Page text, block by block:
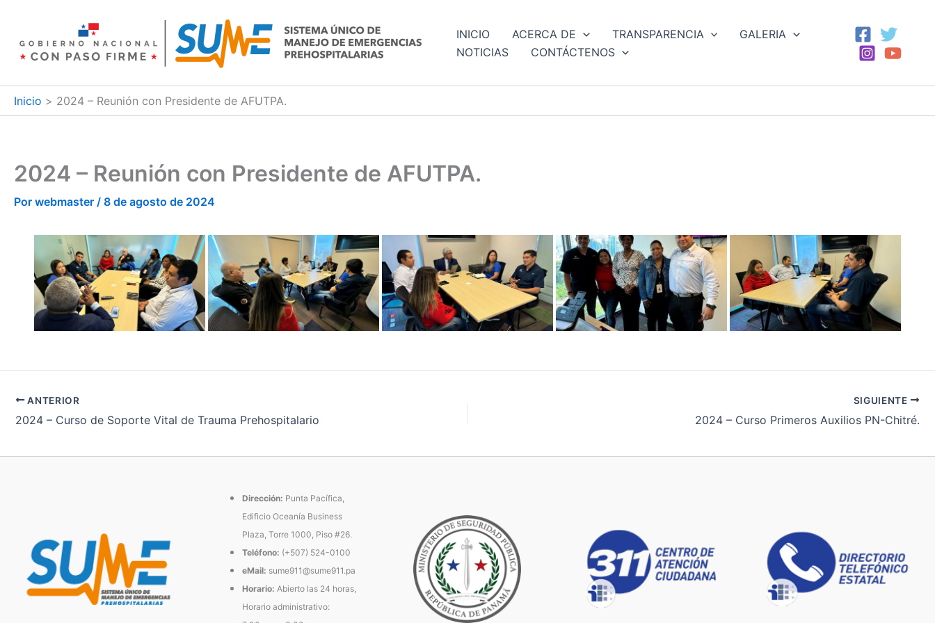
contenido
INICIO ACERCA DE TRANSPARENCIA
GALERIA
NOTICIAS
CONTÁCTENOS
Inicio 2024 – Reunión con Presidente de AFUTPA.
2024 – Reunión con Presidente de AFUTPA.
Por webmaster / 8 de agosto de 2024
ANTERIOR
2024 – Curso de Soporte Vital de Trauma Prehospitalario
SIGUIENTE
2024 – Curso Primeros Auxilios PN-Chitré.
Dirección: Punta Pacífica,
Edificio Oceanía Business
Plaza, Torre 1000, Piso #26.
Teléfono: (+507) 524-0100
eMail: sume911@sume911.pa
Horario: Abierto las 24 horas,
Horario administrativo: